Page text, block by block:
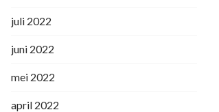
juli 2022
juni 2022
mei 2022
april 2022